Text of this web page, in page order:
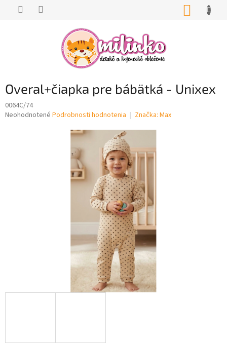
Overal+čiapka pre bábätká - Unixex
0064C/74
Priemerné
Neohodnotené Podrobnosti hodnotenia Značka: Max